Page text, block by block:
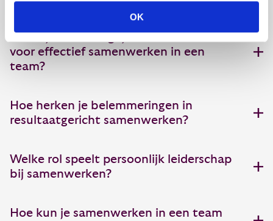
OK
voor effectief samenwerken in een
team?
Hoe herken je belemmeringen in
resultaatgericht samenwerken?
Welke rol speelt persoonlijk leiderschap
bij samenwerken?
Hoe kun je samenwerken in een team